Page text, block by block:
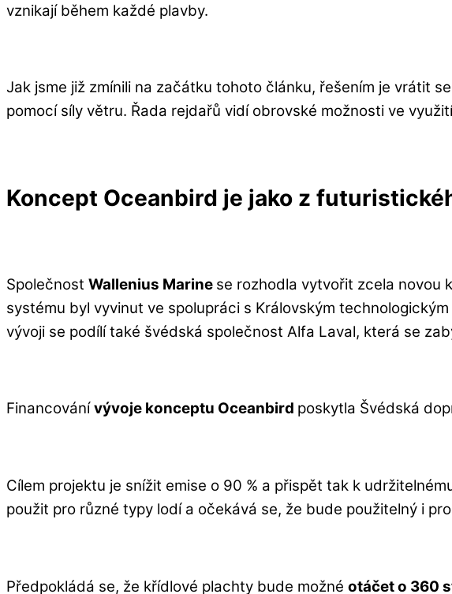
vznikají během každé plavby.
Jak jsme již zmínili na začátku tohoto článku, řešením je vrátit
pomocí síly větru. Řada rejdařů vidí obrovské možnosti ve
Koncept Oceanbird je jako z
Společnost Wallenius Marine se rozhodla vytvořit zcela novou
systému byl vyvinut ve spolupráci s Královským
vývoji se podílí také švédská společnost Alfa Laval, která se
Financovánívývoje konceptu Oceanbird poskytla Švédská
Cílem projektu je snížit emise o 90 % a přispět tak k
použit pro různé typy lodí a očekává se, že bude použitelný i
Předpokládá se, že křídlové plachty bude možné otáčet o 360